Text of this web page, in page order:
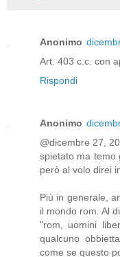
Anonimo
Art. 403 c.c. con
Rispondi
Anonimo
@dicembre 27,
spietato ma temo
però al volo direi
Più in generale,
il mondo rom. Al
"rom, uomini
qualcuno
come se questo